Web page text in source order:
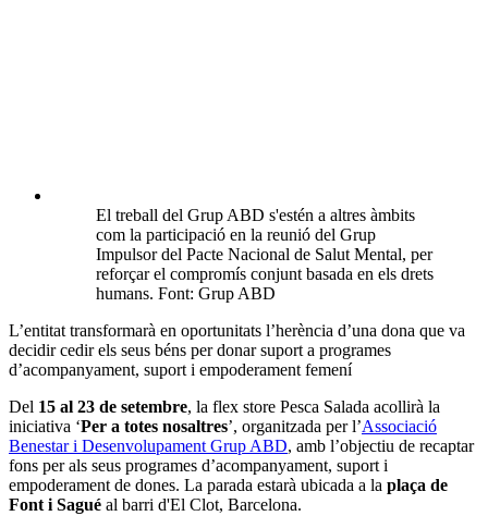
El treball del Grup ABD s'estén a altres àmbits
com la participació en la reunió del Grup
Impulsor del Pacte Nacional de Salut Mental, per
reforçar el compromís conjunt basada en els drets
humans. Font: Grup ABD
L’entitat transformarà en oportunitats l’herència d’una dona que va
decidir cedir els seus béns per donar suport a programes
d’acompanyament, suport i empoderament femení
Del 15 al 23 de setembre, la flex store Pesca Salada acollirà la
iniciativa ‘Per a totes nosaltres’, organitzada perl’Associació
Benestar i Desenvolupament Grup ABD, amb l’objectiu de recaptar
fons per als seus programes d’acompanyament, suport i
empoderament de dones. La parada estarà ubicada a la plaça de
Font i Sagué al barri d'El Clot, Barcelona.